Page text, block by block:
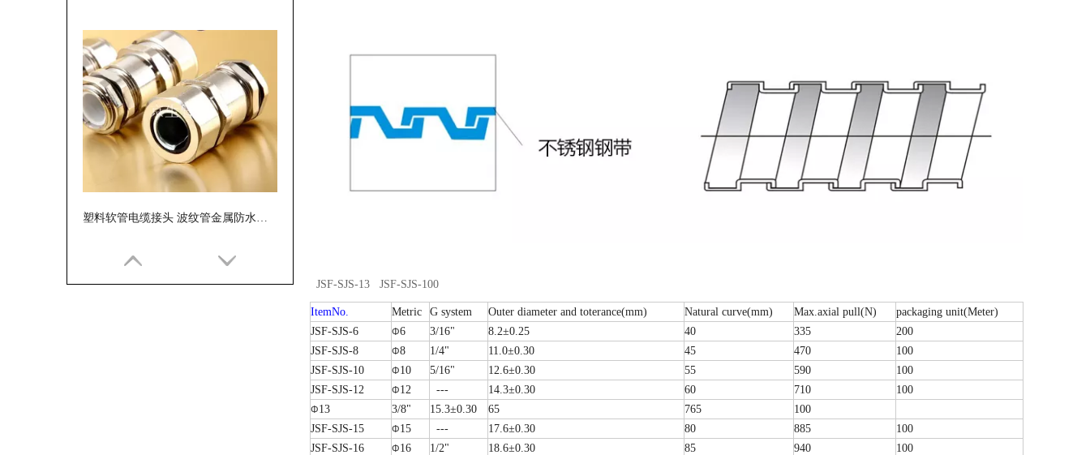
JSF-SJS-13 JSF-SJS-100
ItemNo. Metric G system Outer diameter and toterance(mm) Natural curve(mm) Max.axial pull(N)
packaging unit(Meter)
JSF-SJS-6
Φ6 3/16" 8.2±0.25 40 335
200
JSF-SJS-8
Φ8 1/4" 11.0±0.30 45 470
100
JSF-SJS-10
Φ10 5/16" 12.6±0.30 55 590
100
JSF-SJS-12
Φ12 --- 14.3±0.30 60 710 100
Φ13 3/8" 15.3±0.30 65 765
100
JSF-SJS-15
Φ15 --- 17.6±0.30 80 885
100
JSF-SJS-16
Φ16 1/2" 18.6±0.30 85 940
100